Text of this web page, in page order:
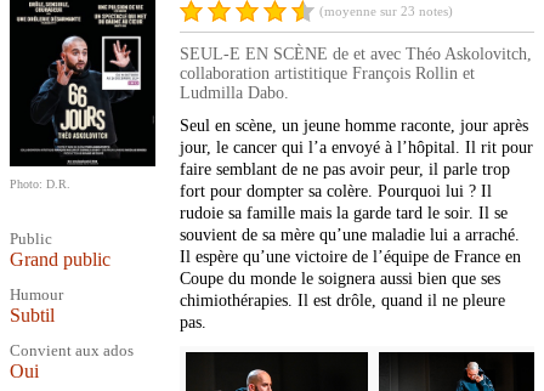
Photo: D.R.
Public
Grand public
Humour
Subtil
Convient aux ados
Oui
(moyenne sur 23 notes)
SEUL-E EN SCÈNE de et avec Théo Askolovitch,
collaboration artistitique François Rollin et
Ludmilla Dabo.
Seul en scène, un jeune homme raconte, jour après
jour, le cancer qui l’a envoyé à l’hôpital. Il rit pour
faire semblant de ne pas avoir peur, il parle trop
fort pour dompter sa colère. Pourquoi lui ? Il
rudoie sa famille mais la garde tard le soir. Il se
souvient de sa mère qu’une maladie lui a arraché.
Il espère qu’une victoire de l’équipe de France en
Coupe du monde le soignera aussi bien que ses
chimiothérapies. Il est drôle, quand il ne pleure
pas.